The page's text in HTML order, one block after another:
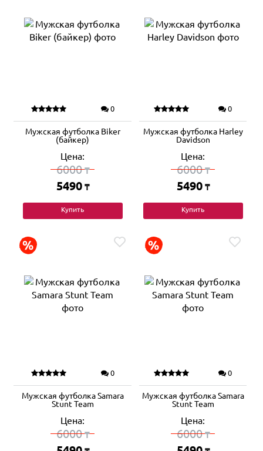
0
Мужская футболка Biker
(байкер)
Цена:
6000₸
5490 ₸
Купить
0
Мужская футболка Harley
Davidson
Цена:
6000₸
5490 ₸
Купить
0
Мужская футболка Samara
Stunt Team
Цена:
6000₸
0
Мужская футболка Samara
Stunt Team
Цена:
6000₸